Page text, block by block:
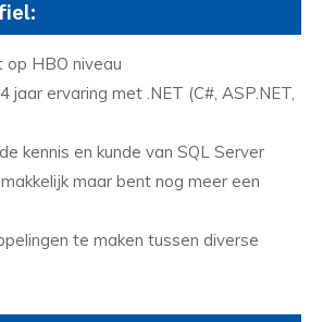
op HBO niveau
jaar ervaring met .NET (C#, ASP.NET,
kennis en kunde van SQL Server
maar bent nog meer een
te maken tussen diverse